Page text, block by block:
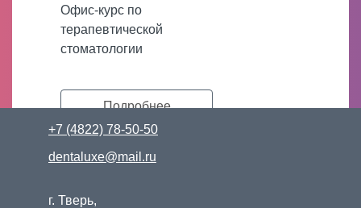
Офис-курс по
терапевтической
стоматологии
Подробнее
+7 (4822) 78-50-50
dentaluxe@mail.ru
г. Тверь,